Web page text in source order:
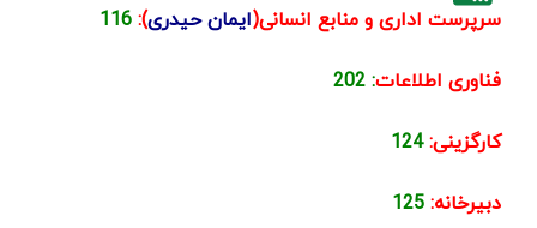
سرپرست اداری و منابع انسانی(ایمان حیدری):
116
فناوری اطلاعات: 202
کارگزینی:124
دبیرخانه:125